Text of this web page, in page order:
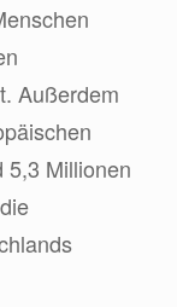
Außerdem
5,3 Millionen